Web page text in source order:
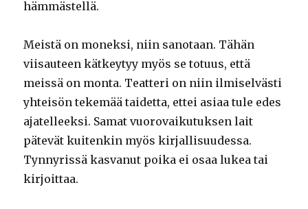
hämmästellä.
Meistä on moneksi, niin sanotaan. Tähän
viisauteen kätkeytyy myös se totuus, että
meissä on monta. Teatteri on niin ilmiselvästi
yhteisön tekemää taidetta, ettei asiaa tule edes
ajatelleeksi. Samat vuorovaikutuksen lait
pätevät kuitenkin myös kirjallisuudessa.
Tynnyrissä kasvanut poika ei osaa lukea tai
kirjoittaa.